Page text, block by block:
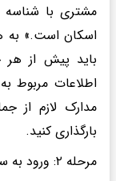
مشتری با
اسکان است.» به
باید پیش از هر
اطلاعات مربوط
مدارک لازم از
بارگذاری کنید.
مرحله ۲: ورود به سامانه طرح‌های حمایتی مسکن